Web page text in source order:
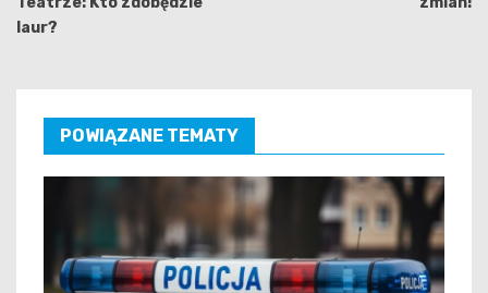
laur?
POWIĄZANE TEMATY